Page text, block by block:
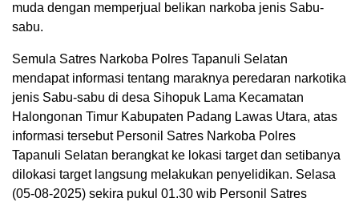
muda dengan memperjual belikan narkoba jenis Sabu-
sabu.
Semula Satres Narkoba Polres Tapanuli Selatan
mendapat informasi tentang maraknya peredaran narkotika
jenis Sabu-sabu di desa Sihopuk Lama Kecamatan
Halongonan Timur Kabupaten Padang Lawas Utara, atas
informasi tersebut Personil Satres Narkoba Polres
Tapanuli Selatan berangkat ke lokasi target dan setibanya
dilokasi target langsung melakukan penyelidikan. Selasa
(05-08-2025) sekira pukul 01.30 wib Personil Satres